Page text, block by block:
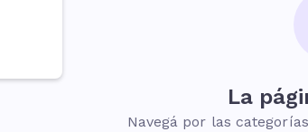
La
Navegá por las